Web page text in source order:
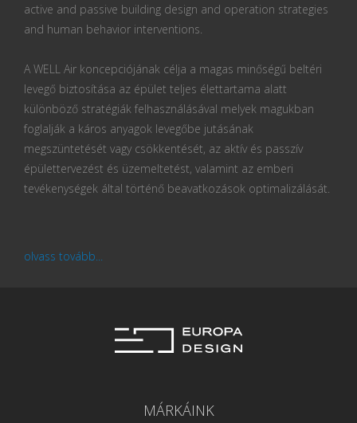
active and passive building design and operation strategies
and human behavior interventions.
A WELL Air koncepciójának célja a magas minőségű beltéri
levegő biztosítása az épület teljes élettartama alatt
különböző stratégiák felhasználásával melyek magukban
foglalják a káros anyagok levegőbe jutásának
megszüntetését vagy csökkentését, az aktív és passzív
épülettervezést és üzemeltetést, valamint az emberi
tevékenységek által történő beavatkozások optimalizálását.
olvass tovább...
MÁRKÁINK